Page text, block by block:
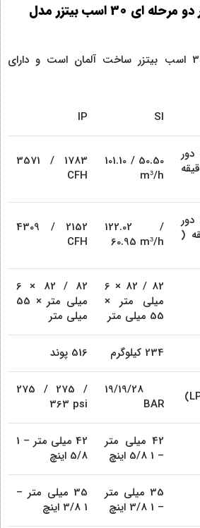
کشور سازنده کمپرسور دو مرحله‌ ای 30 اسب بیتزر مدل
کمپرسور دو مرحله‌ ای 30 اسب بیتزر ساخت آلمان است و دارای
SI
IP
دقیقه
101.10 / 50.50
m³/h
3571 / 1783
CFH
(
122.02 /
60.95 m³/h
4309 / 2152
CFH
6 × 82 / 82
میلی متر ×
55 میلی متر
6 × 82 / 82
میلی متر × 55
میلی متر
234 کیلوگرم 516 پوند
19/19/28
BAR
275 / 275 /
363 psi
42 میلی متر
– 1 5/8 اینچ
42 میلی متر – 1
5/8 اینچ
35 میلی متر
– 1 3/8 اینچ
35 میلی متر –
1 3/8 اینچ